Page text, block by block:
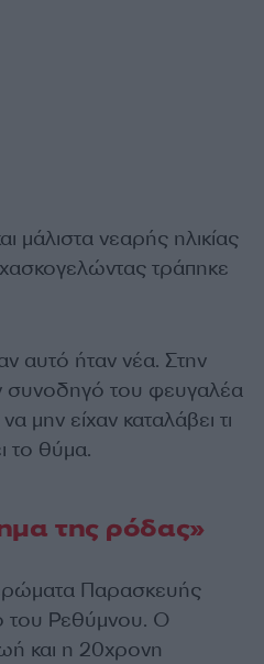
μάλιστα νεαρής ηλικίας
τράπηκε
αυτό ήταν νέα. Στην
συνοδηγό του φευγαλέα
μην είχαν καταλάβει τι
το θύμα.
της ρόδας»
Παρασκευής
του Ρεθύμνου. Ο
και η 20χρονη